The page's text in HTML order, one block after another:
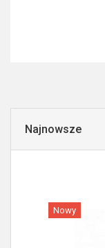
Najnowsze
Nowy